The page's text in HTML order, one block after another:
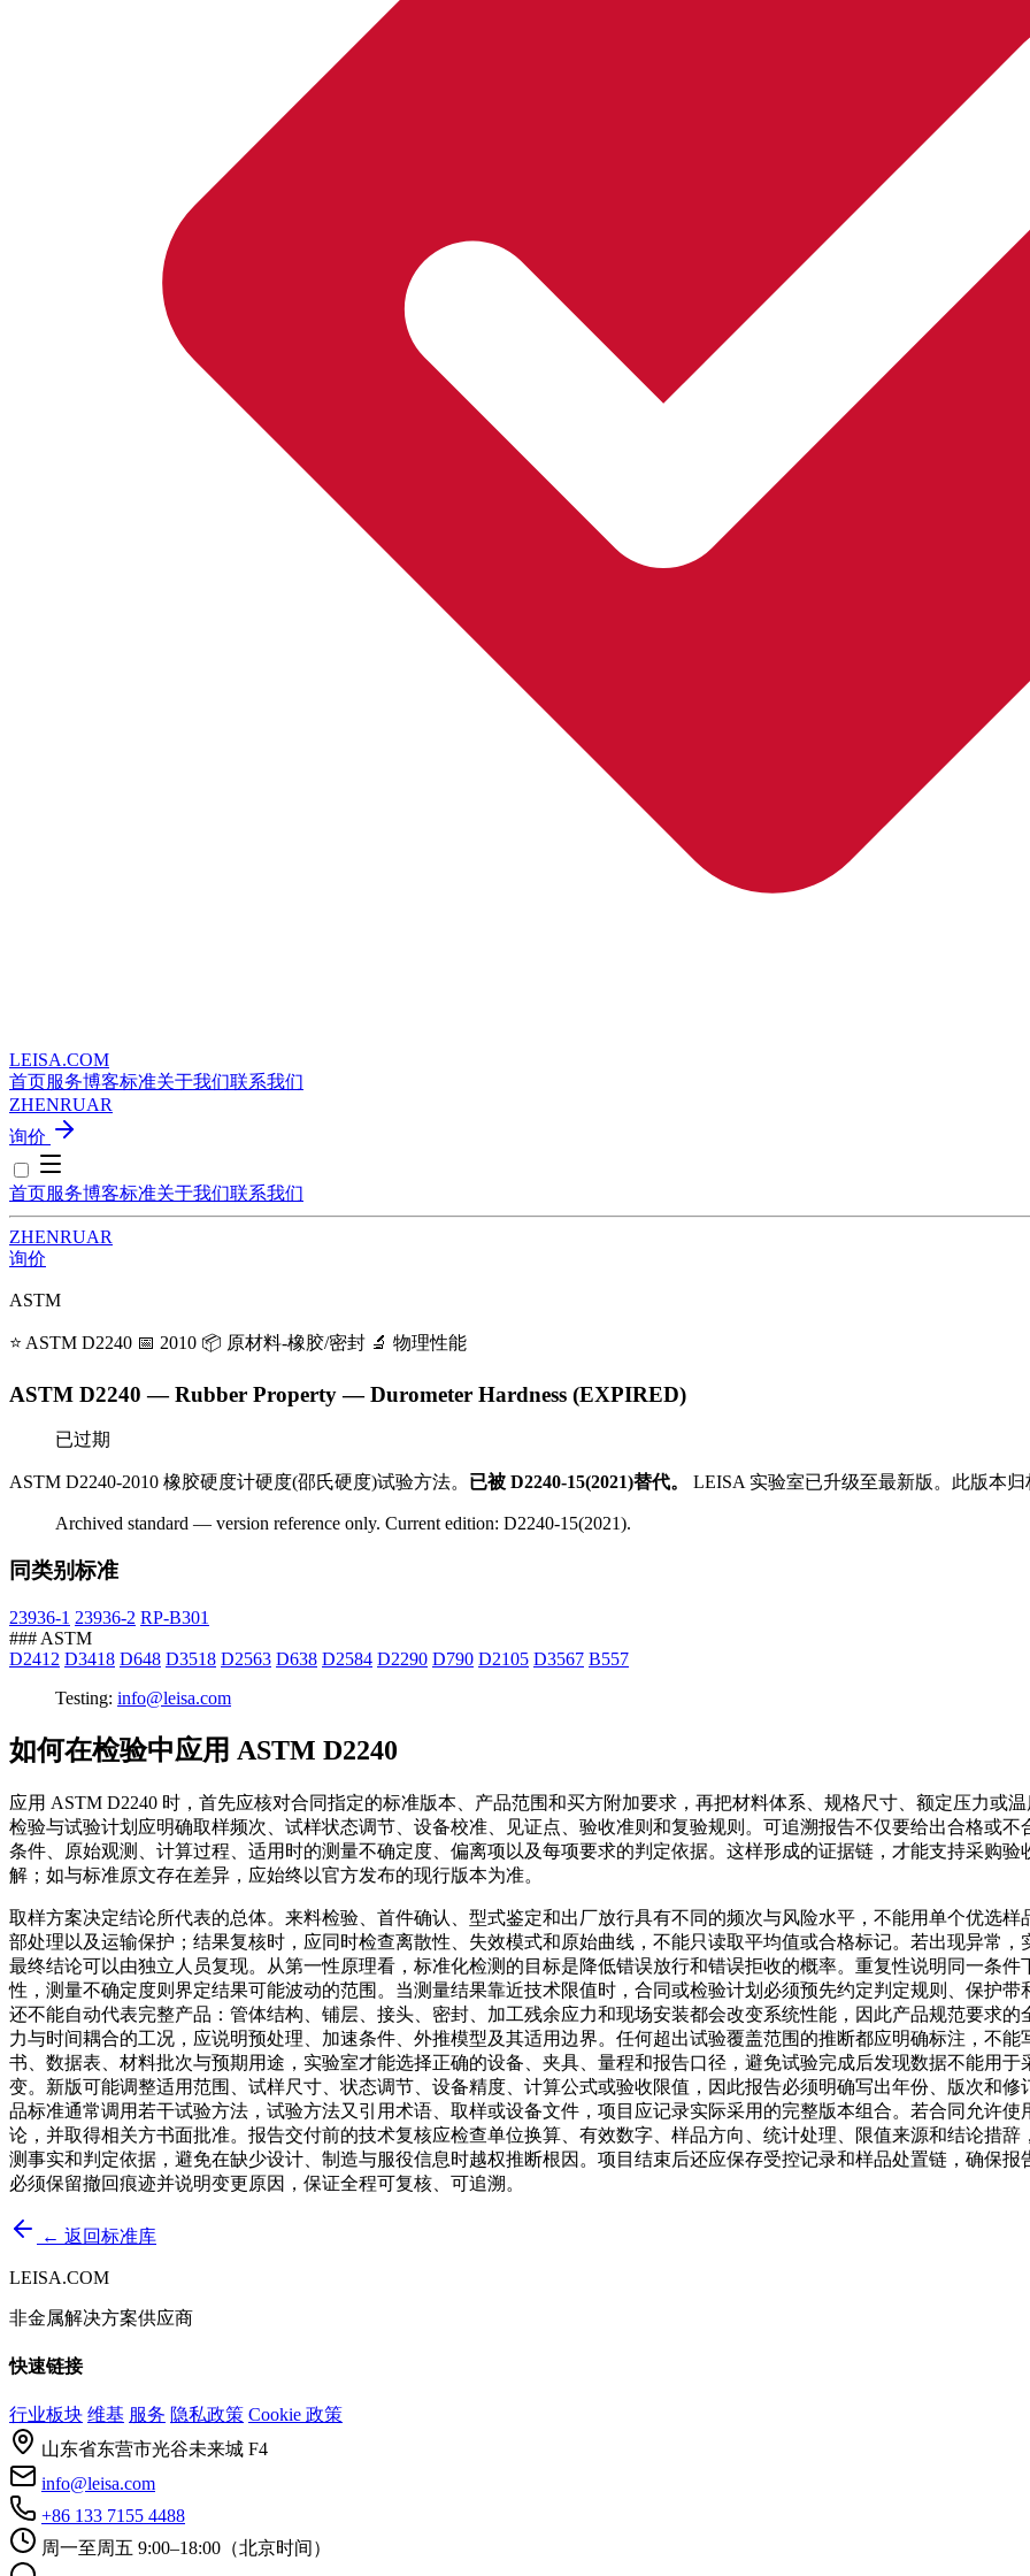
LEISA.COM
首页服务博客标准关于我们联系我们
ZHENRUAR
询价
首页服务博客标准关于我们联系我们
ZHENRUAR
询价
ASTM
⭐ ASTM D2240 📅 2010 📦 原材料-橡胶/密封 🔬 物理性能
ASTM D2240 — Rubber Property — Durometer Hardness (EXPIRED)
已过期
ASTM D2240-2010 橡胶硬度计硬度(邵氏硬度)试验方法。 已被 D2240-15(2021)替代。 LEISA 实验室已升级至最新版。此版本归
Archived standard — version reference only. Current edition: D2240-15(2021).
同类别标准
23936-1 23936-2 RP-B301
### ASTM
D2412 D3418 D648 D3518 D2563 D638 D2584 D2290 D790 D2105 D3567 B557
Testing: info@leisa.com
如何在检验中应用 ASTM D2240
应用 ASTM D2240 时，首先应核对合同指定的标准版本、产品范围和买方附加要求，再把材料体系、规格尺寸、额定压力或
检验与试验计划应明确取样频次、试样状态调节、设备校准、见证点、验收准则和复验规则。可追溯报告不仅要给出合格或
条件、原始观测、计算过程、适用时的测量不确定度、偏离项以及每项要求的判定依据。这样形成的证据链，才能支持采购
解；如与标准原文存在差异，应始终以官方发布的现行版本为准。
取样方案决定结论所代表的总体。来料检验、首件确认、型式鉴定和出厂放行具有不同的频次与风险水平，不能用单个优选
部处理以及运输保护；结果复核时，应同时检查离散性、失效模式和原始曲线，不能只读取平均值或合格标记。若出现异常
最终结论可以由独立人员复现。从第一性原理看，标准化检测的目标是降低错误放行和错误拒收的概率。重复性说明同一条
性，测量不确定度则界定结果可能波动的范围。当测量结果靠近技术限值时，合同或检验计划必须预先约定判定规则、保护
还不能自动代表完整产品：管体结构、铺层、接头、密封、加工残余应力和现场安装都会改变系统性能，因此产品规范要求
力与时间耦合的工况，应说明预处理、加速条件、外推模型及其适用边界。任何超出试验覆盖范围的推断都应明确标注，不
书、数据表、材料批次与预期用途，实验室才能选择正确的设备、夹具、量程和报告口径，避免试验完成后发现数据不能用
变。新版可能调整适用范围、试样尺寸、状态调节、设备精度、计算公式或验收限值，因此报告必须明确写出年份、版次和
品标准通常调用若干试验方法，试验方法又引用术语、取样或设备文件，项目应记录实际采用的完整版本组合。若合同允许
论，并取得相关方书面批准。报告交付前的技术复核应检查单位换算、有效数字、样品方向、统计处理、限值来源和结论措
测事实和判定依据，避免在缺少设计、制造与服役信息时越权推断根因。项目结束后还应保存受控记录和样品处置链，确保
必须保留撤回痕迹并说明变更原因，保证全程可复核、可追溯。
← 返回标准库
LEISA.COM
非金属解决方案供应商
快速链接
行业板块 维基 服务 隐私政策 Cookie 政策
山东省东营市光谷未来城 F4
info@leisa.com
+86 133 7155 4488
周一至周五 9:00–18:00（北京时间）